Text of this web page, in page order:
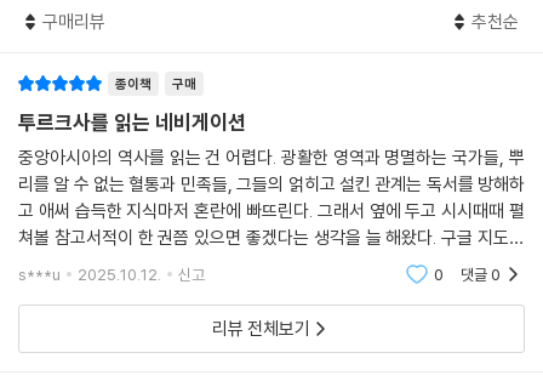
이주해 볼가-카마 지역에 볼가 불가리아를 세웠다. 10세기 초 이슬람을 국
현대 러시아의 볼가 타타르인과 추바슈인은 이들의 후예다.
--- 「2.3 불가르: 오구르 투르크 민족」 중에서
셀주크인은 10세기 후반, ‘셀주크’라는 인물을 따라 오구즈 부족 연맹에서
갈라져 나온 투르크인 집단이다. 11세기 중엽, 셀주크의 손자 토그릴 벡과
차그리 벡은 이들을 이끌고 이란과 호라산 지역을 지배하는 새로운 수니파
이슬람 제국을 건설했다. 셀주크 제국은 말릭 샤의 치세에 전성기를 맞았
셀주크 제국은 시아파 국가인 부와이 왕조 지배하에 있던 수니파 이슬람
세계의 상징적 지도자인 칼리프를 해방하고, 제국 전역에 이슬람 고등 교
서 일어난 주요 사건들은 중국, 중앙아시아, 중동, 남아시아, 유럽의 역사
식 없이는 세계사의 흐름에 대한 거시적 이해는 물론 현대 세계에 대한 통
복합적이고 포괄적인 투르크 통사
기존의 투르크 역사를 다룬 책들은 대개 돌궐·위구르 같은 초기 투르크 민
족들이나, 셀주크·오스만처럼 세계사에서 널리 알려진 제국들의 역사를
중점적으로 다루고, 9세기 중엽 위구르 제국의 멸망 이후 중앙유라시아의
중부와 서부에서 전개된 중세 투르크 민족들의 역사는 비교적 간략하게 다
루거나 생략한다. 그리고 포스트 몽골 시대에 등장한 투르크-몽골 민족들
구매리뷰 추천순
종이책 구매
투르크사를 읽는 네비게이션
중앙아시아의 역사를 읽는 건 어렵다. 광활한 영역과 명멸하는 국가들, 뿌
리를 알 수 없는 혈통과 민족들, 그들의 얽히고 설킨 관계는 독서를 방해하
고 애써 습득한 지식마저 혼란에 빠뜨린다. 그래서 옆에 두고 시시때때 펼
쳐볼 참고서적이 한 권쯤 있으면 좋겠다는 생각을 늘 해왔다. 구글 지도와
위키백과가 없었다면 독서는 안개속에서 헤어 나오지 못했을 것이다. 이주
s***u 2025.10.12. 신고 0 댓글0
리뷰 전체보기